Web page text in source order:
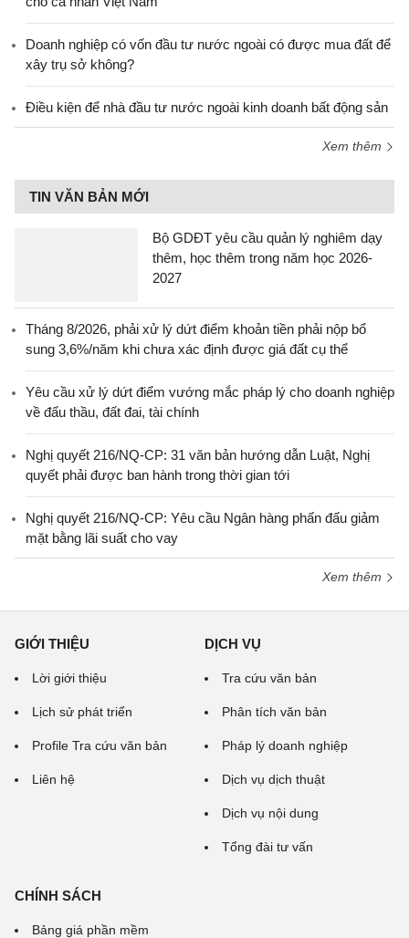
Doanh nghiệp có vốn đầu tư nước ngoài có được mua đất để
xây trụ sở không?
Điều kiện để nhà đầu tư nước ngoài kinh doanh bất động sản
Xem thêm
TIN VĂN BẢN MỚI
Bộ GDĐT yêu cầu quản lý nghiêm dạy
thêm, học thêm trong năm học 2026-
2027
Tháng 8/2026, phải xử lý dứt điểm khoản tiền phải nộp bổ
sung 3,6%/năm khi chưa xác định được giá đất cụ thể
Yêu cầu xử lý dứt điểm vướng mắc pháp lý cho doanh nghiệp
về đấu thầu, đất đai, tài chính
Nghị quyết 216/NQ-CP: 31 văn bản hướng dẫn Luật, Nghị
quyết phải được ban hành trong thời gian tới
Nghị quyết 216/NQ-CP: Yêu cầu Ngân hàng phấn đấu giảm
mặt bằng lãi suất cho vay
Xem thêm
GIỚI THIỆU
Lời giới thiệu
Lịch sử phát triển
Profile Tra cứu văn bản
Liên hệ
DỊCH VỤ
Tra cứu văn bản
Phân tích văn bản
Pháp lý doanh nghiệp
Dịch vụ dịch thuật
Dịch vụ nội dung
Tổng đài tư vấn
CHÍNH SÁCH
Bảng giá phần mềm